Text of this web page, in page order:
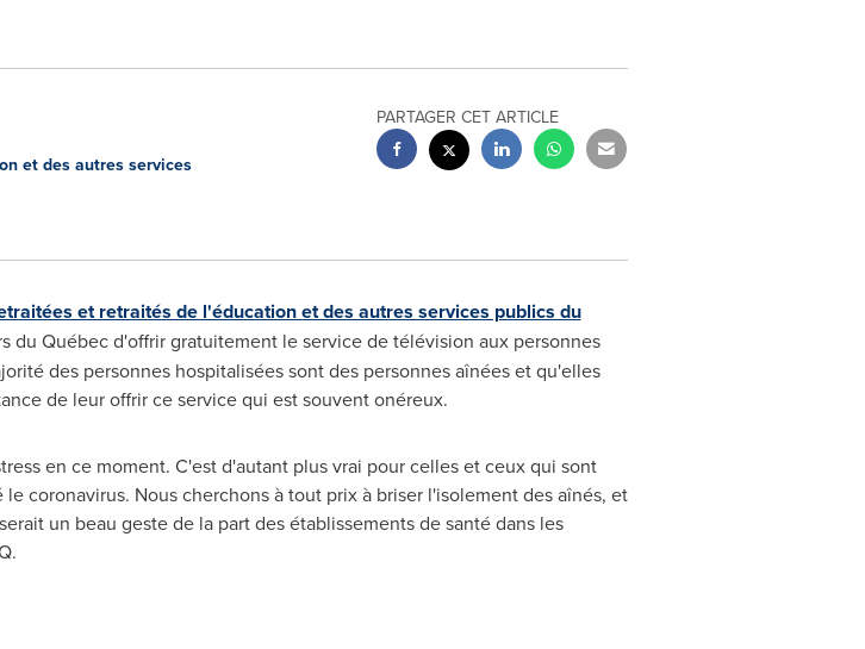
et des autres services
PARTAGER CET ARTICLE
et retraités de l'éducation et des autres services publics du
du Québec d'offrir gratuitement le service de télévision aux personnes
des personnes hospitalisées sont des personnes aînées et qu'elles
de leur offrir ce service qui est souvent onéreux.
en ce moment. C'est d'autant plus vrai pour celles et ceux qui sont
coronavirus. Nous cherchons à tout prix à briser l'isolement des aînés, et
un beau geste de la part des établissements de santé dans les